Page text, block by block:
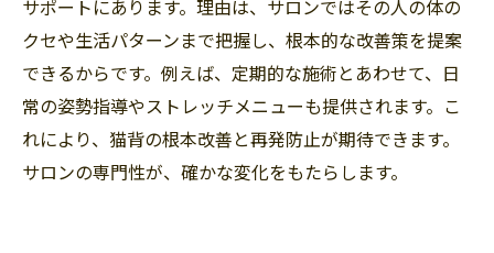
サポートにあります。理由は、サロンではその人の体の
クセや生活パターンまで把握し、根本的な改善策を提案
できるからです。例えば、定期的な施術とあわせて、日
常の姿勢指導やストレッチメニューも提供されます。こ
れにより、猫背の根本改善と再発防止が期待できます。
サロンの専門性が、確かな変化をもたらします。